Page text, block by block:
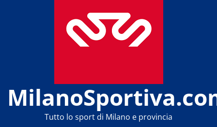
Tutto lo sport di Milano e provincia